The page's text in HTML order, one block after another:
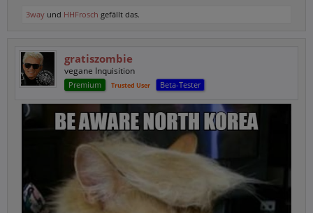
3way und HHFrosch gefällt das.
gratiszombie
vegane Inquisition
Premium Trusted User Beta-Tester